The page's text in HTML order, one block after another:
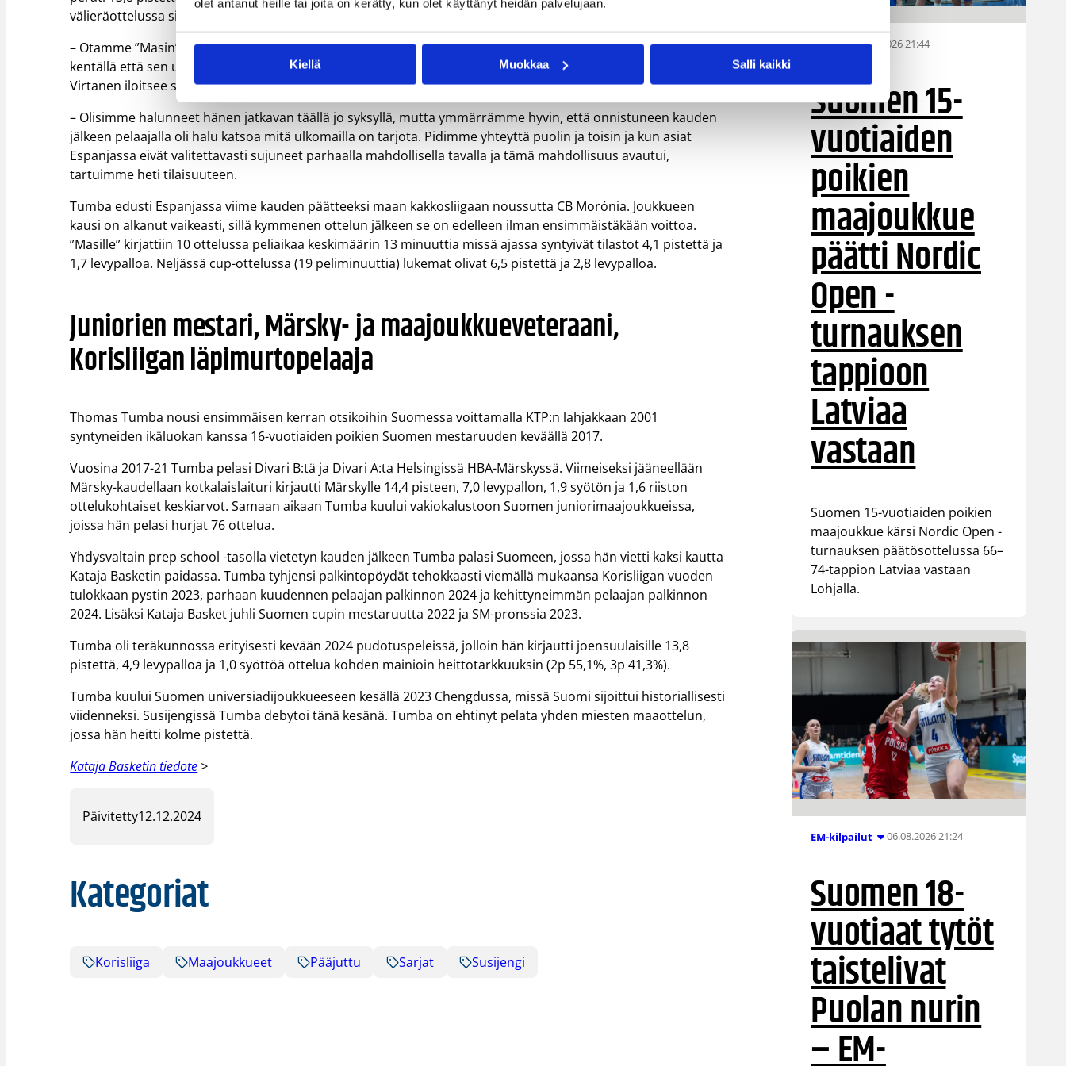
olet antanut heille tai joita on kerätty, kun olet käyttänyt heidän palvelujaan.
Kiellä Muokkaa Salli kaikki
välieräottelussa sittemmin mestaruuteen asti yltänyttä BC Nokiaa vastaan.
– Otamme ”Masin” avosylin vastaan. Hän oli viime kauden joukkueessamme erittäin pidetty persoona sekä
kentällä että sen ulkopuolella ja uskon että myös kannattajamme ovat tätä mieltä, päävalmentaja Petri
Virtanen iloitsee seuran tiedotteessa.
– Olisimme halunneet hänen jatkavan täällä jo syksyllä, mutta ymmärrämme hyvin, että onnistuneen kauden
jälkeen pelaajalla oli halu katsoa mitä ulkomailla on tarjota. Pidimme yhteyttä puolin ja toisin ja kun asiat
Espanjassa eivät valitettavasti sujuneet parhaalla mahdollisella tavalla ja tämä mahdollisuus avautui,
tartuimme heti tilaisuuteen.
Tumba edusti Espanjassa viime kauden päätteeksi maan kakkosliigaan noussutta CB Morónia. Joukkueen
kausi on alkanut vaikeasti, sillä kymmenen ottelun jälkeen se on edelleen ilman ensimmäistäkään voittoa.
”Masille” kirjattiin 10 ottelussa peliaikaa keskimäärin 13 minuuttia missä ajassa syntyivät tilastot 4,1 pistettä ja
1,7 levypalloa. Neljässä cup-ottelussa (19 peliminuuttia) lukemat olivat 6,5 pistettä ja 2,8 levypalloa.
Juniorien mestari, Märsky- ja maajoukkueveteraani,
Korisliigan läpimurtopelaaja
Thomas Tumba nousi ensimmäisen kerran otsikoihin Suomessa voittamalla KTP:n lahjakkaan 2001
syntyneiden ikäluokan kanssa 16-vuotiaiden poikien Suomen mestaruuden keväällä 2017.
Vuosina 2017-21 Tumba pelasi Divari B:tä ja Divari A:ta Helsingissä HBA-Märskyssä. Viimeiseksi jääneellään
Märsky-kaudellaan kotkalaislaituri kirjautti Märskylle 14,4 pisteen, 7,0 levypallon, 1,9 syötön ja 1,6 riiston
ottelukohtaiset keskiarvot. Samaan aikaan Tumba kuului vakiokalustoon Suomen juniorimaajoukkueissa,
joissa hän pelasi hurjat 76 ottelua.
Yhdysvaltain prep school -tasolla vietetyn kauden jälkeen Tumba palasi Suomeen, jossa hän vietti kaksi kautta
Kataja Basketin paidassa. Tumba tyhjensi palkintopöydät tehokkaasti viemällä mukaansa Korisliigan vuoden
tulokkaan pystin 2023, parhaan kuudennen pelaajan palkinnon 2024 ja kehittyneimmän pelaajan palkinnon
2024. Lisäksi Kataja Basket juhli Suomen cupin mestaruutta 2022 ja SM-pronssia 2023.
Tumba oli teräkunnossa erityisesti kevään 2024 pudotuspeleissä, jolloin hän kirjautti joensuulaisille 13,8
pistettä, 4,9 levypalloa ja 1,0 syöttöä ottelua kohden mainioin heittotarkkuuksin (2p 55,1%, 3p 41,3%).
Tumba kuului Suomen universiadijoukkueeseen kesällä 2023 Chengdussa, missä Suomi sijoittui historiallisesti
viidenneksi. Susijengissä Tumba debytoi tänä kesänä. Tumba on ehtinyt pelata yhden miesten maaottelun,
jossa hän heitti kolme pistettä.
Kataja Basketin tiedote >
Päivitetty12.12.2024
Kategoriat
Korisliiga Maajoukkueet Pääjuttu Sarjat Susijengi
MU15 06.08.2026 21:44
Suomen 15-
vuotiaiden
poikien
maajoukkue
päätti Nordic
Open -
turnauksen
tappioon
Latviaa
vastaan
Suomen 15-vuotiaiden poikien
maajoukkue kärsi Nordic Open -
turnauksen päätösottelussa 66–
74-tappion Latviaa vastaan
Lohjalla.
EM-kilpailut 06.08.2026 21:24
Suomen 18-
vuotiaat tytöt
taistelivat
Puolan nurin
– EM-